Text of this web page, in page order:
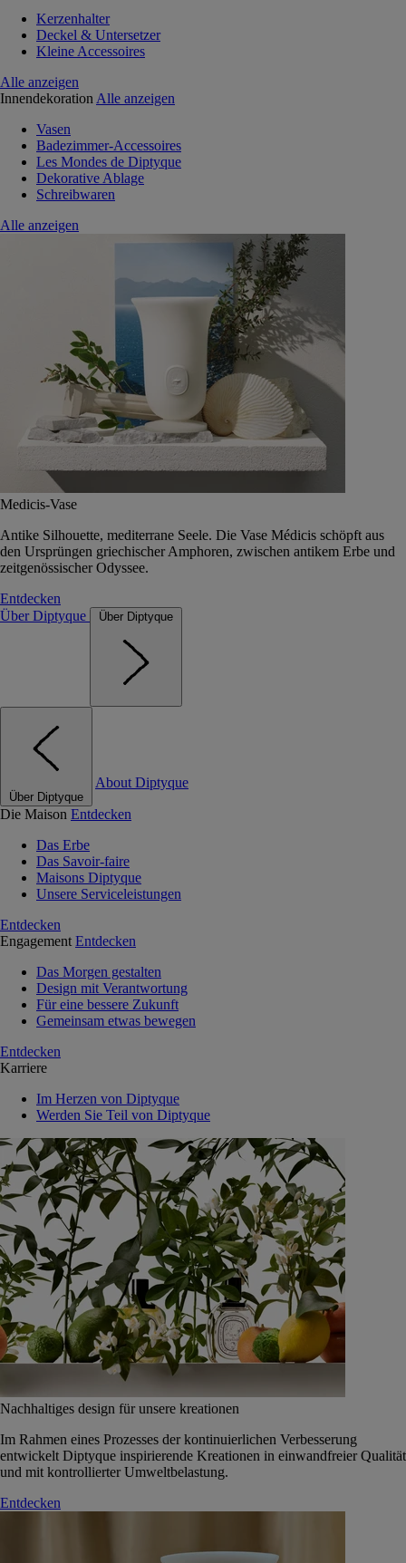
Kerzenhalter
Deckel & Untersetzer
Kleine Accessoires
Alle anzeigen
Innendekoration Alle anzeigen
Vasen
Badezimmer-Accessoires
Les Mondes de Diptyque
Dekorative Ablage
Schreibwaren
Alle anzeigen
Medicis-Vase
Antike Silhouette, mediterrane Seele. Die Vase Médicis schöpft aus
den Ursprüngen griechischer Amphoren, zwischen antikem Erbe und
zeitgenössischer Odyssee.
Entdecken
Über Diptyque
Über Diptyque
Über Diptyque
About Diptyque
Die Maison Entdecken
Das Erbe
Das Savoir-faire
Maisons Diptyque
Unsere Serviceleistungen
Entdecken
Engagement Entdecken
Das Morgen gestalten
Design mit Verantwortung
Für eine bessere Zukunft
Gemeinsam etwas bewegen
Entdecken
Karriere
Im Herzen von Diptyque
Werden Sie Teil von Diptyque
Nachhaltiges design für unsere kreationen
Im Rahmen eines Prozesses der kontinuierlichen Verbesserung
entwickelt Diptyque inspirierende Kreationen in einwandfreier Qualität
und mit kontrollierter Umweltbelastung.
Entdecken